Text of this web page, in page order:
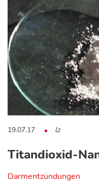
19.07.17 lz
Titandioxid-
Darmentzündungen